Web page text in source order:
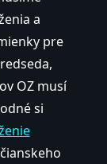
a
pre
OZ musí
si